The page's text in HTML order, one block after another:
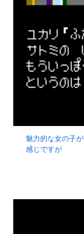
魅力的な女の子
感じですが